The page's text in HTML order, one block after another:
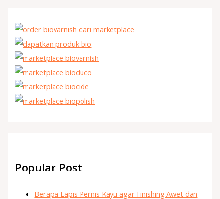
Popular Post
Berapa Lapis Pernis Kayu agar Finishing Awet dan